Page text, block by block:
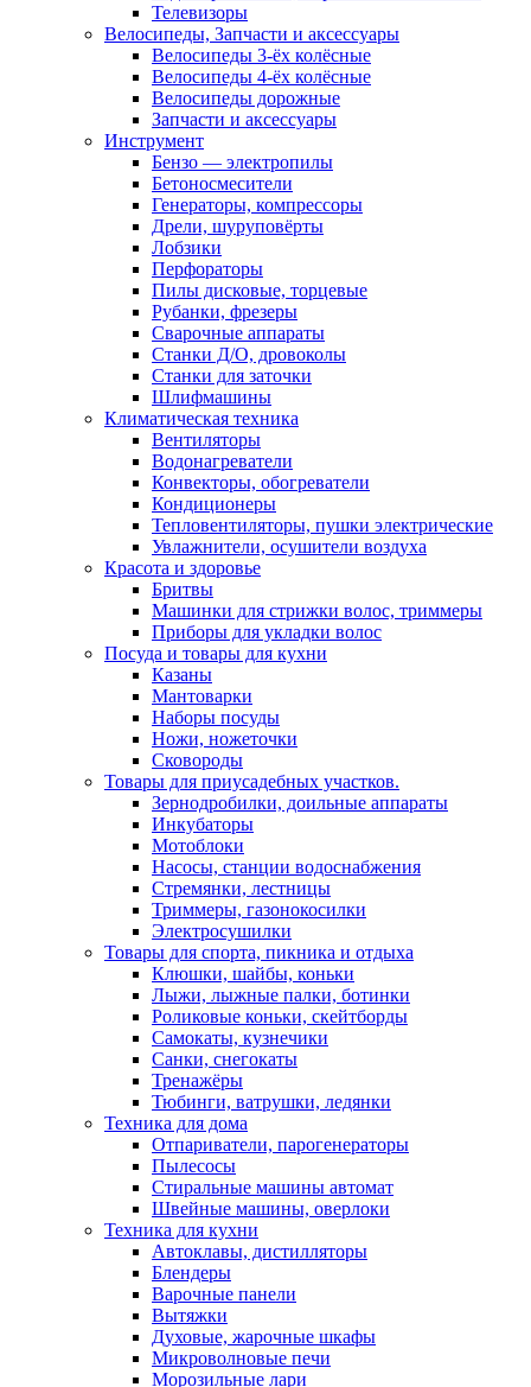
Телевизоры
Велосипеды, Запчасти и аксессуары
Велосипеды 3-ёх колёсные
Велосипеды 4-ёх колёсные
Велосипеды дорожные
Запчасти и аксессуары
Инструмент
Бензо — электропилы
Бетоносмесители
Генераторы, компрессоры
Дрели, шуруповёрты
Лобзики
Перфораторы
Пилы дисковые, торцевые
Рубанки, фрезеры
Сварочные аппараты
Станки Д/О, дровоколы
Станки для заточки
Шлифмашины
Климатическая техника
Вентиляторы
Водонагреватели
Конвекторы, обогреватели
Кондиционеры
Тепловентиляторы, пушки электрические
Увлажнители, осушители воздуха
Красота и здоровье
Бритвы
Машинки для стрижки волос, триммеры
Приборы для укладки волос
Посуда и товары для кухни
Казаны
Мантоварки
Наборы посуды
Ножи, ножеточки
Сковороды
Товары для приусадебных участков.
Зернодробилки, доильные аппараты
Инкубаторы
Мотоблоки
Насосы, станции водоснабжения
Стремянки, лестницы
Триммеры, газонокосилки
Электросушилки
Товары для спорта, пикника и отдыха
Клюшки, шайбы, коньки
Лыжи, лыжные палки, ботинки
Роликовые коньки, скейтборды
Самокаты, кузнечики
Санки, снегокаты
Тренажёры
Тюбинги, ватрушки, ледянки
Техника для дома
Отпариватели, парогенераторы
Пылесосы
Стиральные машины автомат
Швейные машины, оверлоки
Техника для кухни
Автоклавы, дистилляторы
Блендеры
Варочные панели
Вытяжки
Духовые, жарочные шкафы
Микроволновые печи
Морозильные лари